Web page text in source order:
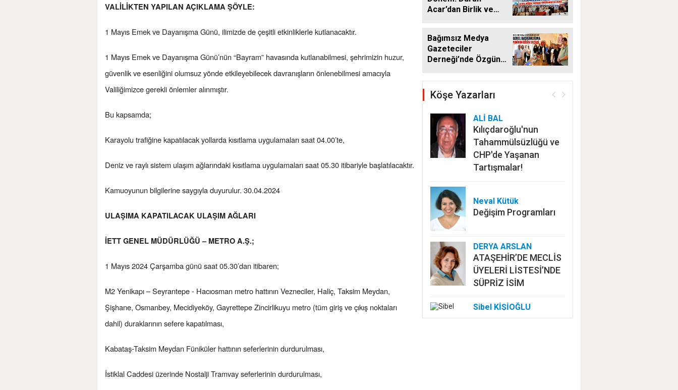
VALİLİKTEN YAPILAN AÇIKLAMA ŞÖYLE:
1 Mayıs Emek ve Dayanışma Günü, ilimizde de çeşitli etkinliklerle kutlanacaktır.
1 Mayıs Emek ve Dayanışma Günü’nün “Bayram” havasında kutlanabilmesi, şehrimizin huzur,
güvenlik ve esenliğini olumsuz yönde etkileyebilecek davranışların önlenebilmesi amacıyla
Valiliğimizce gerekli önlemler alınmıştır.
Bu kapsamda;
Karayolu trafiğine kapatılacak yollarda kısıtlama uygulamaları saat 04.00’te,
Deniz ve raylı sistem ulaşım ağlarındaki kısıtlama uygulamaları saat 05.30 itibariyle başlatılacaktır.
Kamuoyunun bilgilerine saygıyla duyurulur. 30.04.2024
ULAŞIMA KAPATILACAK ULAŞIM AĞLARI
İETT GENEL MÜDÜRLÜĞÜ – METRO A.Ş.;
1 Mayıs 2024 Çarşamba günü saat 05.30’dan itibaren;
M2 Yenikapı – Seyrantepe - Hacıosman metro hattının Vezneciler, Haliç, Taksim Meydan,
Şişhane, Osmanbey, Mecidiyeköy, Gayrettepe Zincirlikuyu metro (tüm giriş ve çıkış noktaları
dahil) duraklarının sefere kapatılması,
Kabataş-Taksim Meydan Füniküler hattının seferlerinin durdurulması,
İstiklal Caddesi üzerinde Nostalji Tramvay seferlerinin durdurulması,
Acar’dan Birlik ve
Bağımsız Medya
Gazeteciler
Derneği’nde Özgün
Köşe Yazarları
ALİ BAL
Kılıçdaroğlu'nun
Tahammülsüzlüğü ve
CHP'de Yaşanan
Tartışmalar!
Neval Kütük
Değişim Programları
DERYA ARSLAN
ATAŞEHİR’DE MECLİS
ÜYELERİ LİSTESİ’NDE
SÜPRİZ İSİM
Sibel KİŞİOĞLU
EUROVISION'DA